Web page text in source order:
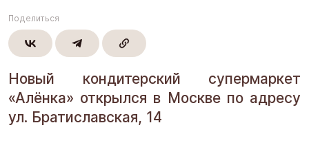
Поделиться
Новый кондитерский супермаркет
«Алёнка» открылся в Москве по адресу
ул. Братиславская, 14